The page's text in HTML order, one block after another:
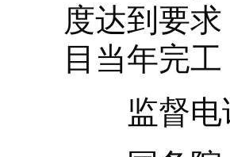
度达到要
目当年完
监督电